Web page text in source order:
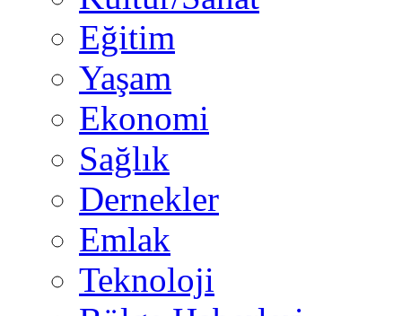
Eğitim
Yaşam
Ekonomi
Sağlık
Dernekler
Emlak
Teknoloji